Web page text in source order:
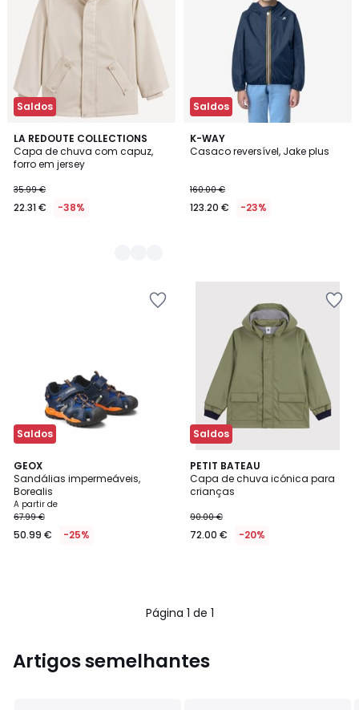
Saldos
LA REDOUTE COLLECTIONS
Capa de chuva com capuz,
forro em jersey
35.99 €
22.31 € -38%
3
Cores
Saldos
K-WAY
Casaco reversível, Jake plus
160.00 €
123.20 € -23%
Saldos
GEOX
Sandálias impermeáveis,
Borealis
A partir de
67.99 €
50.99 € -25%
Saldos
PETIT BATEAU
Capa de chuva icónica para
crianças
90.00 €
72.00 € -20%
Página 1 de 1
Artigos semelhantes